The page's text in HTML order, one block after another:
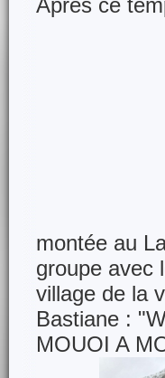
Après ce
montée au
groupe avec
village de la
Bastiane :
MOUOI A